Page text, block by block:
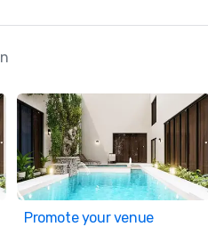
Promote your venue